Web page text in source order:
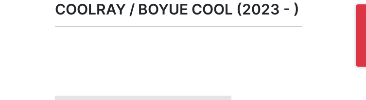
COOLRAY / BOYUE COOL (2023 - )